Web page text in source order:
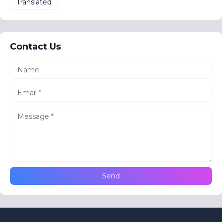
Translated
Contact Us